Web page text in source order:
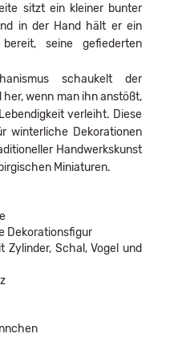
sitzt ein kleiner bunter
in der Hand hält er ein
seine gefiederten
schaukelt der
wenn man ihn anstößt,
verleiht. Diese
winterliche Dekorationen
Handwerkskunst
Miniaturen.
Dekorationsfigur
Zylinder, Schal, Vogel und